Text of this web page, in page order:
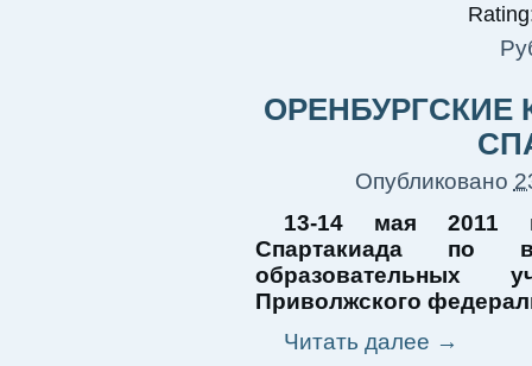
ОРЕНБУРГСКИЕ
Опубликовано
13-14 мая 2011
Спартакиада по
образовательных
Приволжского
Читать далее →